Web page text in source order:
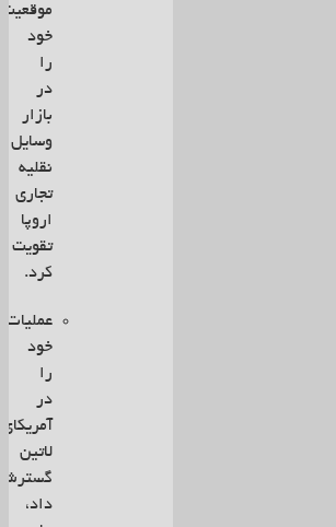
موقعیت
خود
را
در
بازار
وسایل
نقلیه
تجاری
اروپا
تقویت
کرد.
عملیات
خود
را
در
آمریکای
لاتین
گسترش
داد،